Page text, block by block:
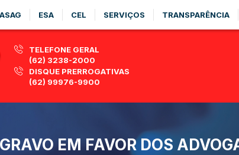
ESA CEL SERVIÇOS TRANSPARÊNCIA
TELEFONE GERAL
(62) 3238-2000
DISQUE PRERROGATIVAS
(62) 99976-9900
EM FAVOR DOS